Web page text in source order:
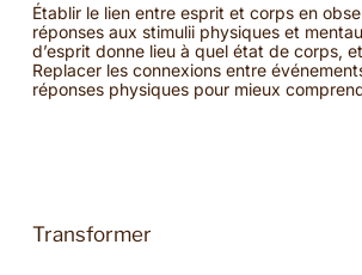
Établir le lien entre esprit et corps en
réponses aux stimulii physiques et
d’esprit donne lieu à quel état de corps,
Replacer les connexions entre
réponses physiques pour mieux
Transformer